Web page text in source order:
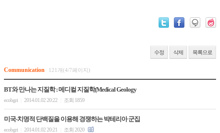
수정 삭제 목록으로
Communication 121개(4/7페이지)
BT와 만나는 지질학 : 메디컬 지질학(Medical Geology
ecobgri 2014.01.02 20:22 조회 1859
미국-치명적 단백질을 이용해 경쟁하는 박테리아 군집
ecobgri 2014.01.02 20:21 조회 2020